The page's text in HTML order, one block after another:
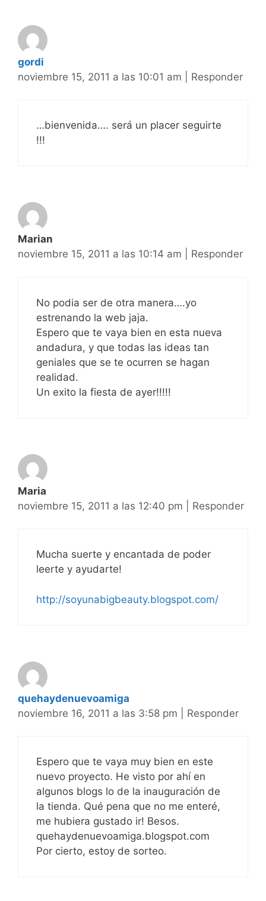
gordi
noviembre 15, 2011 a las 10:01 am
Responder
…bienvenida…. será un placer seguirte
!!!
Marian
noviembre 15, 2011 a las 10:14 am
Responder
No podia ser de otra manera….yo
estrenando la web jaja.
Espero que te vaya bien en esta nueva
andadura, y que todas las ideas tan
geniales que se te ocurren se hagan
realidad.
Un exito la fiesta de ayer!!!!!
Maria
noviembre 15, 2011 a las 12:40 pm
Responder
Mucha suerte y encantada de poder
leerte y ayudarte!
http://soyunabigbeauty.blogspot.com/
quehaydenuevoamiga
noviembre 16, 2011 a las 3:58 pm
Responder
Espero que te vaya muy bien en este
nuevo proyecto. He visto por ahí en
algunos blogs lo de la inauguración de
la tienda. Qué pena que no me enteré,
me hubiera gustado ir! Besos.
quehaydenuevoamiga.blogspot.com
Por cierto, estoy de sorteo.